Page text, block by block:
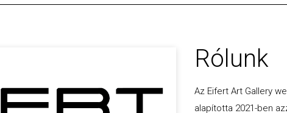
Rólunk
Az Eifert Art Gallery
alapította 2021-ben